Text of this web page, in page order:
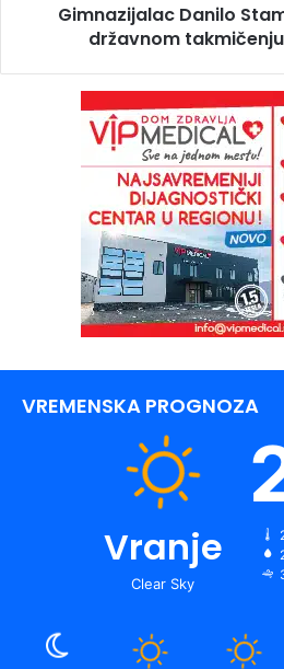
Gimnazijalac Danilo
državnom
VREMENSKA PROGNOZA
Vranje
Clear Sky